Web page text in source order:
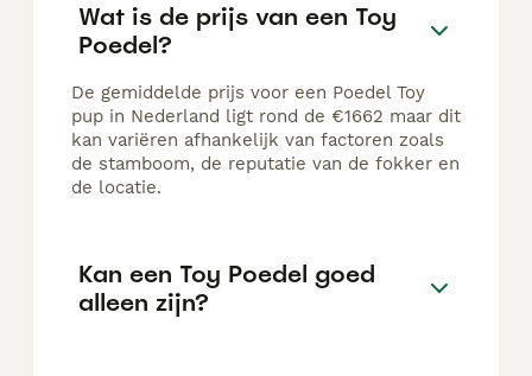
Wat is de prijs van een Toy
Poedel?
De gemiddelde prijs voor een Poedel Toy
pup in Nederland ligt rond de €1662 maar dit
kan variëren afhankelijk van factoren zoals
de stamboom, de reputatie van de fokker en
de locatie.
Kan een Toy Poedel goed
alleen zijn?